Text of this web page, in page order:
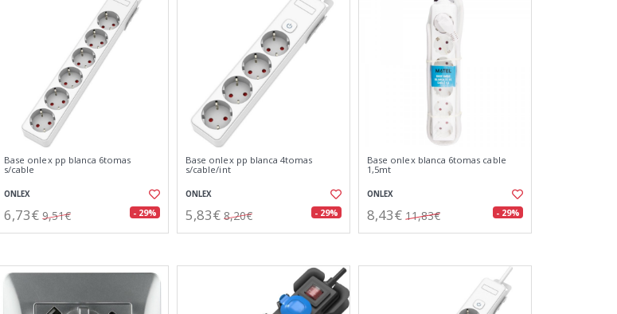
Base onlex pp blanca 6tomas
s/cable
ONLEX
6,73€ 9,51€ - 29%
Base onlex pp blanca 4tomas
s/cable/int
ONLEX
5,83€ 8,20€ - 29%
Base onlex blanca 6tomas cable
1,5mt
ONLEX
8,43€ 11,83€ - 29%